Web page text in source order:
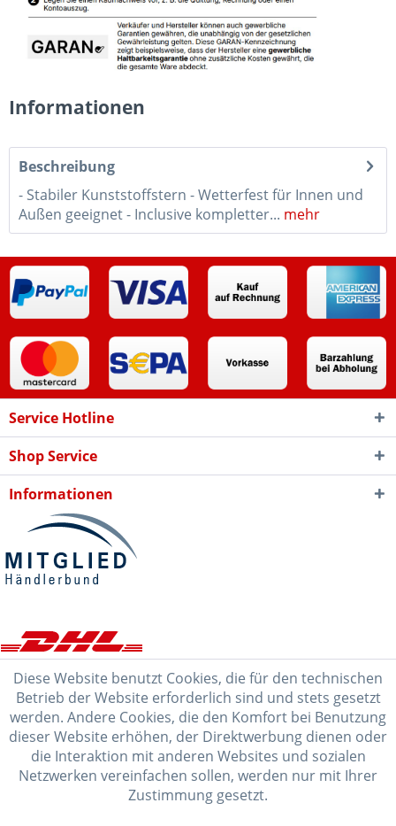
Informationen
Beschreibung
- Stabiler Kunststoffstern - Wetterfest für Innen und
Außen geeignet - Inclusive kompletter... mehr
Service Hotline
Shop Service
Informationen
Diese Website benutzt Cookies, die für den technischen
Betrieb der Website erforderlich sind und stets gesetzt
werden. Andere Cookies, die den Komfort bei Benutzung
dieser Website erhöhen, der Direktwerbung dienen oder
die Interaktion mit anderen Websites und sozialen
Netzwerken vereinfachen sollen, werden nur mit Ihrer
Zustimmung gesetzt.